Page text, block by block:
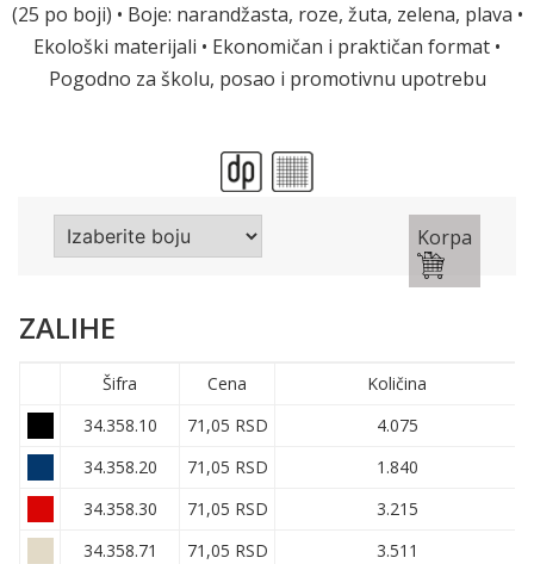
(25 po boji) • Boje: narandžasta, roze, žuta, zelena, plava •
Ekološki materijali • Ekonomičan i praktičan format •
Pogodno za školu, posao i promotivnu upotrebu
Korpa
ZALIHE
Šifra Cena
Količina
34.358.10
71,05 RSD
4.075
34.358.20
71,05 RSD
1.840
34.358.30
71,05 RSD
3.215
34.358.71
71,05 RSD
3.511